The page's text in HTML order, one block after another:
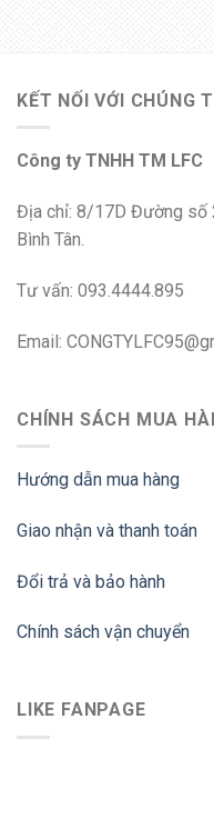
KẾT NỐI VỚI CHÚNG
Công ty TNHH TM LFC
Địa chỉ: 8/17D Đường số
Bình Tân.
Tư vấn: 093.4444.895
Email:
CHÍNH SÁCH MUA
Hướng dẫn mua hàng
Giao nhận và thanh toán
Đổi trả và bảo hành
Chính sách vận chuyển
LIKE FANPAGE